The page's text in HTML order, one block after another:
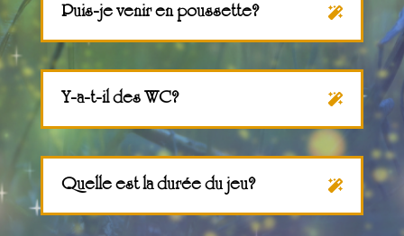
Puis-je venir en poussette?
Y-a-t-il des WC?
Quelle est la durée du jeu?